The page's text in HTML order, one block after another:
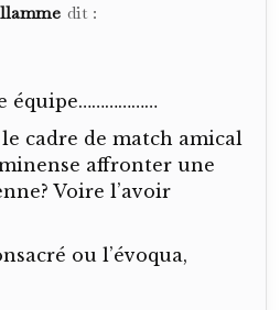
dit :
équipe………………
le cadre de match amical
affronter une
Voire l’avoir
ou l’évoqua,